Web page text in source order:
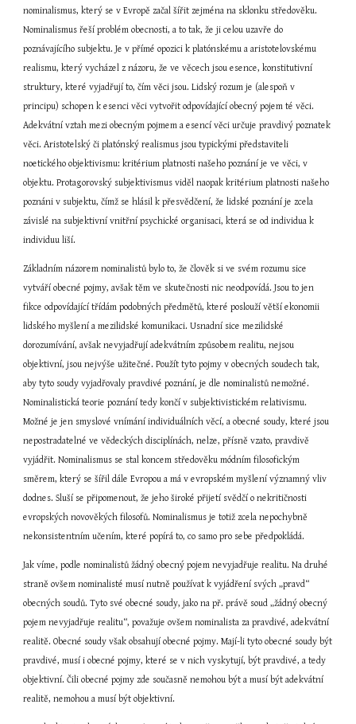
nominalismus, který se v Evropě začal šířit zejména na sklonku středověku.
Nominalismus řeší problém obecnosti, a to tak, že ji celou uzavře do
poznávajícího subjektu. Je v přímé opozici k platónskému a aristotelovskému
realismu, který vycházel z názoru, že ve věcech jsou esence, konstitutivní
struktury, které vyjadřují to, čím věci jsou. Lidský rozum je (alespoň v
principu) schopen k esenci věci vytvořit odpovídající obecný pojem té věci.
Adekvátní vztah mezi obecným pojmem a esencí věci určuje pravdivý poznatek
věci. Aristotelský či platónský realismus jsou typickými představiteli
noetického objektivismu: kritérium platnosti našeho poznání je ve věci, v
objektu. Protagorovský subjektivismus viděl naopak kritérium platnosti našeho
poznáni v subjektu, čímž se hlásil k přesvědčení, že lidské poznání je zcela
závislé na subjektivní vnitřní psychické organisaci, která se od individua k
individuu liší.
Základním názorem nominalistů bylo to, že člověk si ve svém rozumu sice
vytváří obecné pojmy, avšak těm ve skutečnosti nic neodpovídá. Jsou to jen
fikce odpovídající třídám podobných předmětů, které poslouží větší ekonomii
lidského myšlení a mezilidské komunikaci. Usnadní sice mezilidské
dorozumívání, avšak nevyjadřují adekvátním způsobem realitu, nejsou
objektivní, jsou nejvýše užitečné. Použít tyto pojmy v obecných soudech tak,
aby tyto soudy vyjadřovaly pravdivé poznání, je dle nominalistů nemožné.
Nominalistická teorie poznání tedy končí v subjektivistickém relativismu.
Možné je jen smyslové vnímání individuálních věcí, a obecné soudy, které jsou
nepostradatelné ve vědeckých disciplínách, nelze, přísně vzato, pravdivě
vyjádřit. Nominalismus se stal koncem středověku módním filosofickým
směrem, který se šířil dále Evropou a má v evropském myšlení významný vliv
dodnes. Sluší se připomenout, že jeho široké přijetí svědčí o nekritičnosti
evropských novověkých filosofů. Nominalismus je totiž zcela nepochybně
nekonsistentním učením, které popírá to, co samo pro sebe předpokládá.
Jak víme, podle nominalistů žádný obecný pojem nevyjadřuje realitu. Na druhé
straně ovšem nominalisté musí nutně používat k vyjádření svých „pravd“
obecných soudů. Tyto své obecné soudy, jako na př. právě soud „žádný obecný
pojem nevyjadřuje realitu“, považuje ovšem nominalista za pravdivé, adekvátní
realitě. Obecné soudy však obsahují obecné pojmy. Mají-li tyto obecné soudy být
pravdivé, musí i obecné pojmy, které se v nich vyskytují, být pravdivé, a tedy
objektivní. Čili obecné pojmy zde současně nemohou být a musí být adekvátní
realitě, nemohou a musí být objektivní.